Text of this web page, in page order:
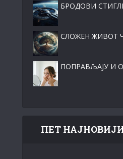
БРОДОВИ
СЛОЖЕН ЖИВОТ
ПОПРАВЉАЈУ И
ПЕТ